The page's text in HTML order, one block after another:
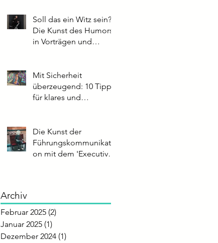
Soll das ein Witz sein?
Die Kunst des Humors
in Vorträgen und
Mit Sicherheit
überzeugend: 10 Tipps
für klares und
Die Kunst der
Führungskommunikati
on mit dem 'Executive
Archiv
Februar 2025 (2)
Januar 2025 (1)
Dezember 2024 (1)